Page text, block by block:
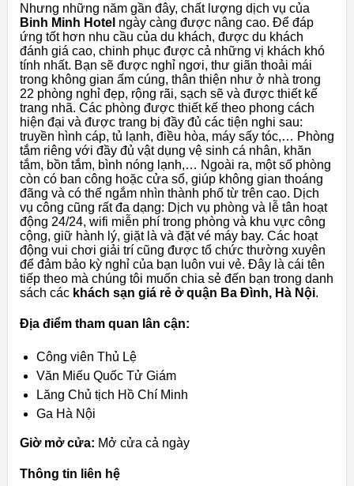
Nhưng những năm gần đây, chất lượng dịch vụ của
Binh Minh Hotel ngày càng được nâng cao. Để đáp
ứng tốt hơn nhu cầu của du khách, được du khách
đánh giá cao, chinh phục được cả những vị khách khó
tính nhất. Bạn sẽ được nghỉ ngơi, thư giãn thoải mái
trong không gian ấm cúng, thân thiện như ở nhà trong
22 phòng nghỉ đẹp, rộng rãi, sạch sẽ và được thiết kế
trang nhã. Các phòng được thiết kế theo phong cách
hiện đại và được trang bị đầy đủ các tiện nghi sau:
truyền hình cáp, tủ lạnh, điều hòa, máy sấy tóc,… Phòng
tắm riêng với đầy đủ vật dụng vệ sinh cá nhân, khăn
tắm, bồn tắm, bình nóng lạnh,… Ngoài ra, một số phòng
còn có ban công hoặc cửa sổ, giúp không gian thoáng
đãng và có thể ngắm nhìn thành phố từ trên cao. Dịch
vụ công cũng rất đa dạng: Dịch vụ phòng và lễ tân hoạt
động 24/24, wifi miễn phí trong phòng và khu vực công
cộng, giữ hành lý, giặt là và đặt vé máy bay. Các hoạt
động vui chơi giải trí cũng được tổ chức thường xuyên
để đảm bảo kỳ nghỉ của bạn luôn vui vẻ. Đây là cái tên
tiếp theo mà chúng tôi muốn chia sẻ đến bạn trong danh
sách các khách sạn giá rẻ ở quận Ba Đình, Hà Nội.
Địa điểm tham quan lân cận:
Công viên Thủ Lệ
Văn Miếu Quốc Tử Giám
Lăng Chủ tịch Hồ Chí Minh
Ga Hà Nội
Giờ mở cửa: Mở cửa cả ngày
Thông tin liên hệ